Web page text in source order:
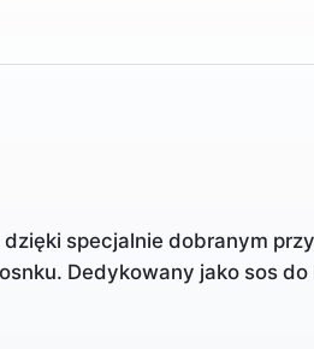
specjalnie dobranym
Dedykowany jako sos do